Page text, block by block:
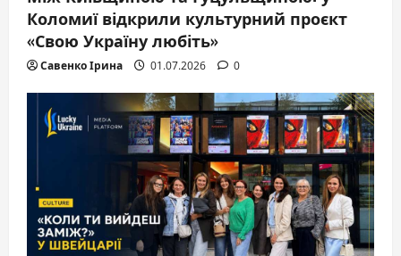
Коломиї відкрили культурний проєкт
«Свою Україну любіть»
Савенко Ірина 01.07.2026 0